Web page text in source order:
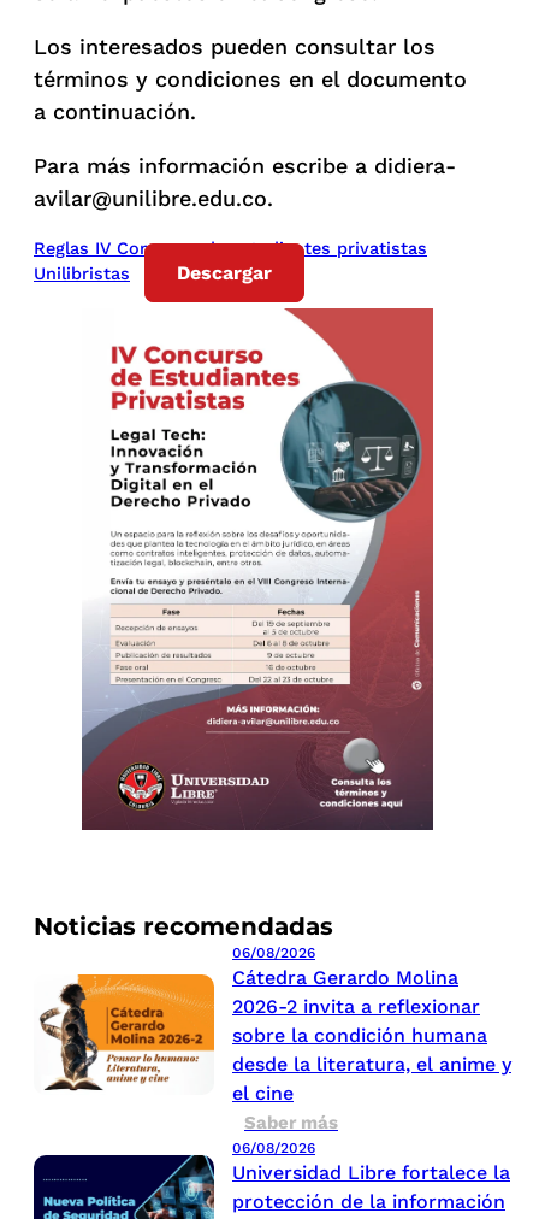
Noticias recomendadas
06/08/2026
Cátedra Gerardo Molina
2026-2 invita a reflexionar
sobre la condición humana
desde la literatura, el anime y
el cine
Saber más
06/08/2026
Universidad Libre fortalece la
protección de la información
Los interesados pueden consultar los
términos y condiciones en el documento
a continuación.
Para más información escribe a didiera-
avilar@unilibre.edu.co.
Reglas IV Concurso de estudiantes privatistas
Unilibristas
Descargar